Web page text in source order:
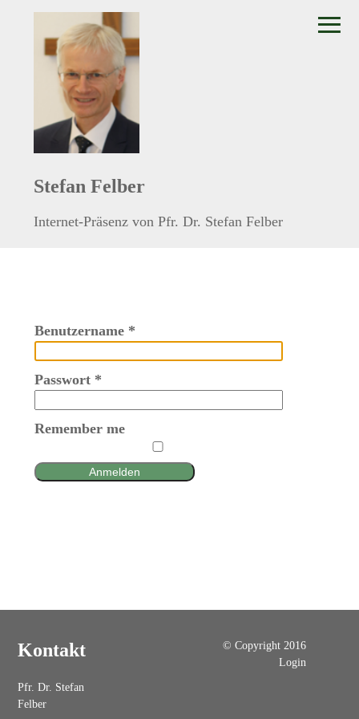
Stefan Felber
Internet-Präsenz von Pfr. Dr. Stefan Felber
Benutzername*
Passwort*
Remember me
Anmelden
Kontakt
Pfr. Dr. Stefan
Felber
© Copyright 2016
Login
≡